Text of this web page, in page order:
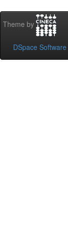
Theme by
DSpace Software